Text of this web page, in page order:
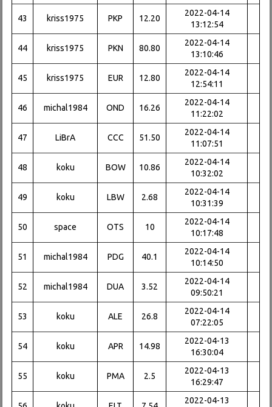
43 kriss1975 PKP 12.20
2022-04-14
13:12:54
44 kriss1975 PKN 80.80
2022-04-14
13:10:46
45 kriss1975 EUR 12.80
2022-04-14
12:54:11
46 michal1984 OND 16.26
2022-04-14
11:22:02
47 LiBrA CCC 51.50
2022-04-14
11:07:51
48 koku BOW 10.86
2022-04-14
10:32:02
49 koku LBW 2.68
2022-04-14
10:31:39
50 space OTS 10
2022-04-14
10:17:48
51 michal1984 PDG 40.1
2022-04-14
10:14:50
52 michal1984 DUA 3.52
2022-04-14
09:50:21
53 koku ALE 26.8
2022-04-14
07:22:05
54 koku APR 14.98
2022-04-13
16:30:04
55 koku PMA 2.5
2022-04-13
16:29:47
2022-04-13